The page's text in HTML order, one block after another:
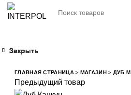
ГЛАВНАЯ СТРАНИЦА> МАГАЗИН> ДУБ
Предыдущий товар
Закрыть
Закрыть
Закрыть
Закрыть